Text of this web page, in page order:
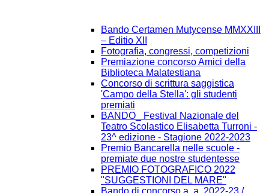
Bando Certamen Mutycense MMXXIII
– Editio XII
Fotografia, congressi, competizioni
Premiazione concorso Amici della
Biblioteca Malatestiana
Concorso di scrittura saggistica
'Campo della Stella': gli studenti
premiati
BANDO_ Festival Nazionale del
Teatro Scolastico Elisabetta Turroni -
23^ edizione - Stagione 2022-2023
Premio Bancarella nelle scuole -
premiate due nostre studentesse
PREMIO FOTOGRAFICO 2022
"SUGGESTIONI DEL MARE"